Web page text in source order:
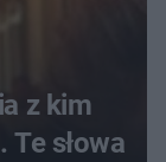
z kim
Te słowa